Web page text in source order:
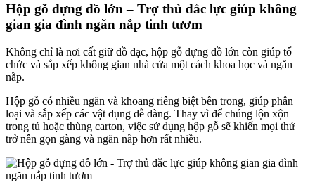
Hộp gỗ đựng đồ lớn – Trợ thủ đắc lực giúp không
gian gia đình ngăn nắp tinh tươm
Không chỉ là nơi cất giữ đồ đạc, hộp gỗ đựng đồ lớn còn giúp tổ
chức và sắp xếp không gian nhà cửa một cách khoa học và ngăn
nắp.
Hộp gỗ có nhiều ngăn và khoang riêng biệt bên trong, giúp phân
loại và sắp xếp các vật dụng dễ dàng. Thay vì để chúng lộn xộn
trong tủ hoặc thùng carton, việc sử dụng hộp gỗ sẽ khiến mọi thứ
trở nên gọn gàng và ngăn nắp hơn rất nhiều.